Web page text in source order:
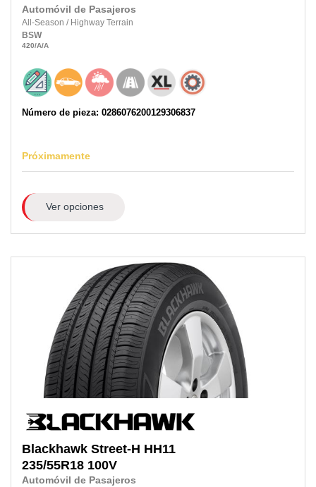
Automóvil de Pasajeros
All-Season / Highway Terrain
BSW
420/A/A
Número de pieza: 0286076200129306837
Próximamente
Ver opciones
Blackhawk Street-H HH11
235/55R18 100V
Automóvil de Pasajeros